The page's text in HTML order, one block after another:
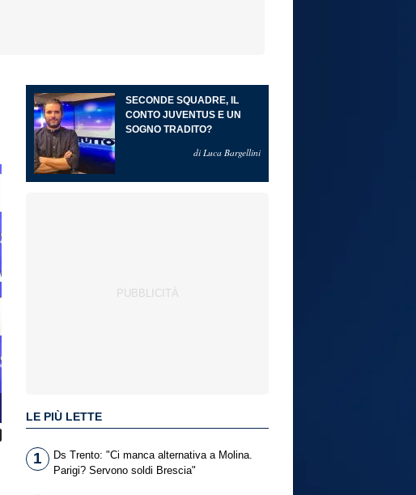
SECONDE SQUADRE, IL
CONTO JUVENTUS E UN
SOGNO TRADITO?
di Luca Bargellini
LE PIÙ LETTE
1
Ds Trento: "Ci manca alternativa a Molina.
Parigi? Servono soldi Brescia"